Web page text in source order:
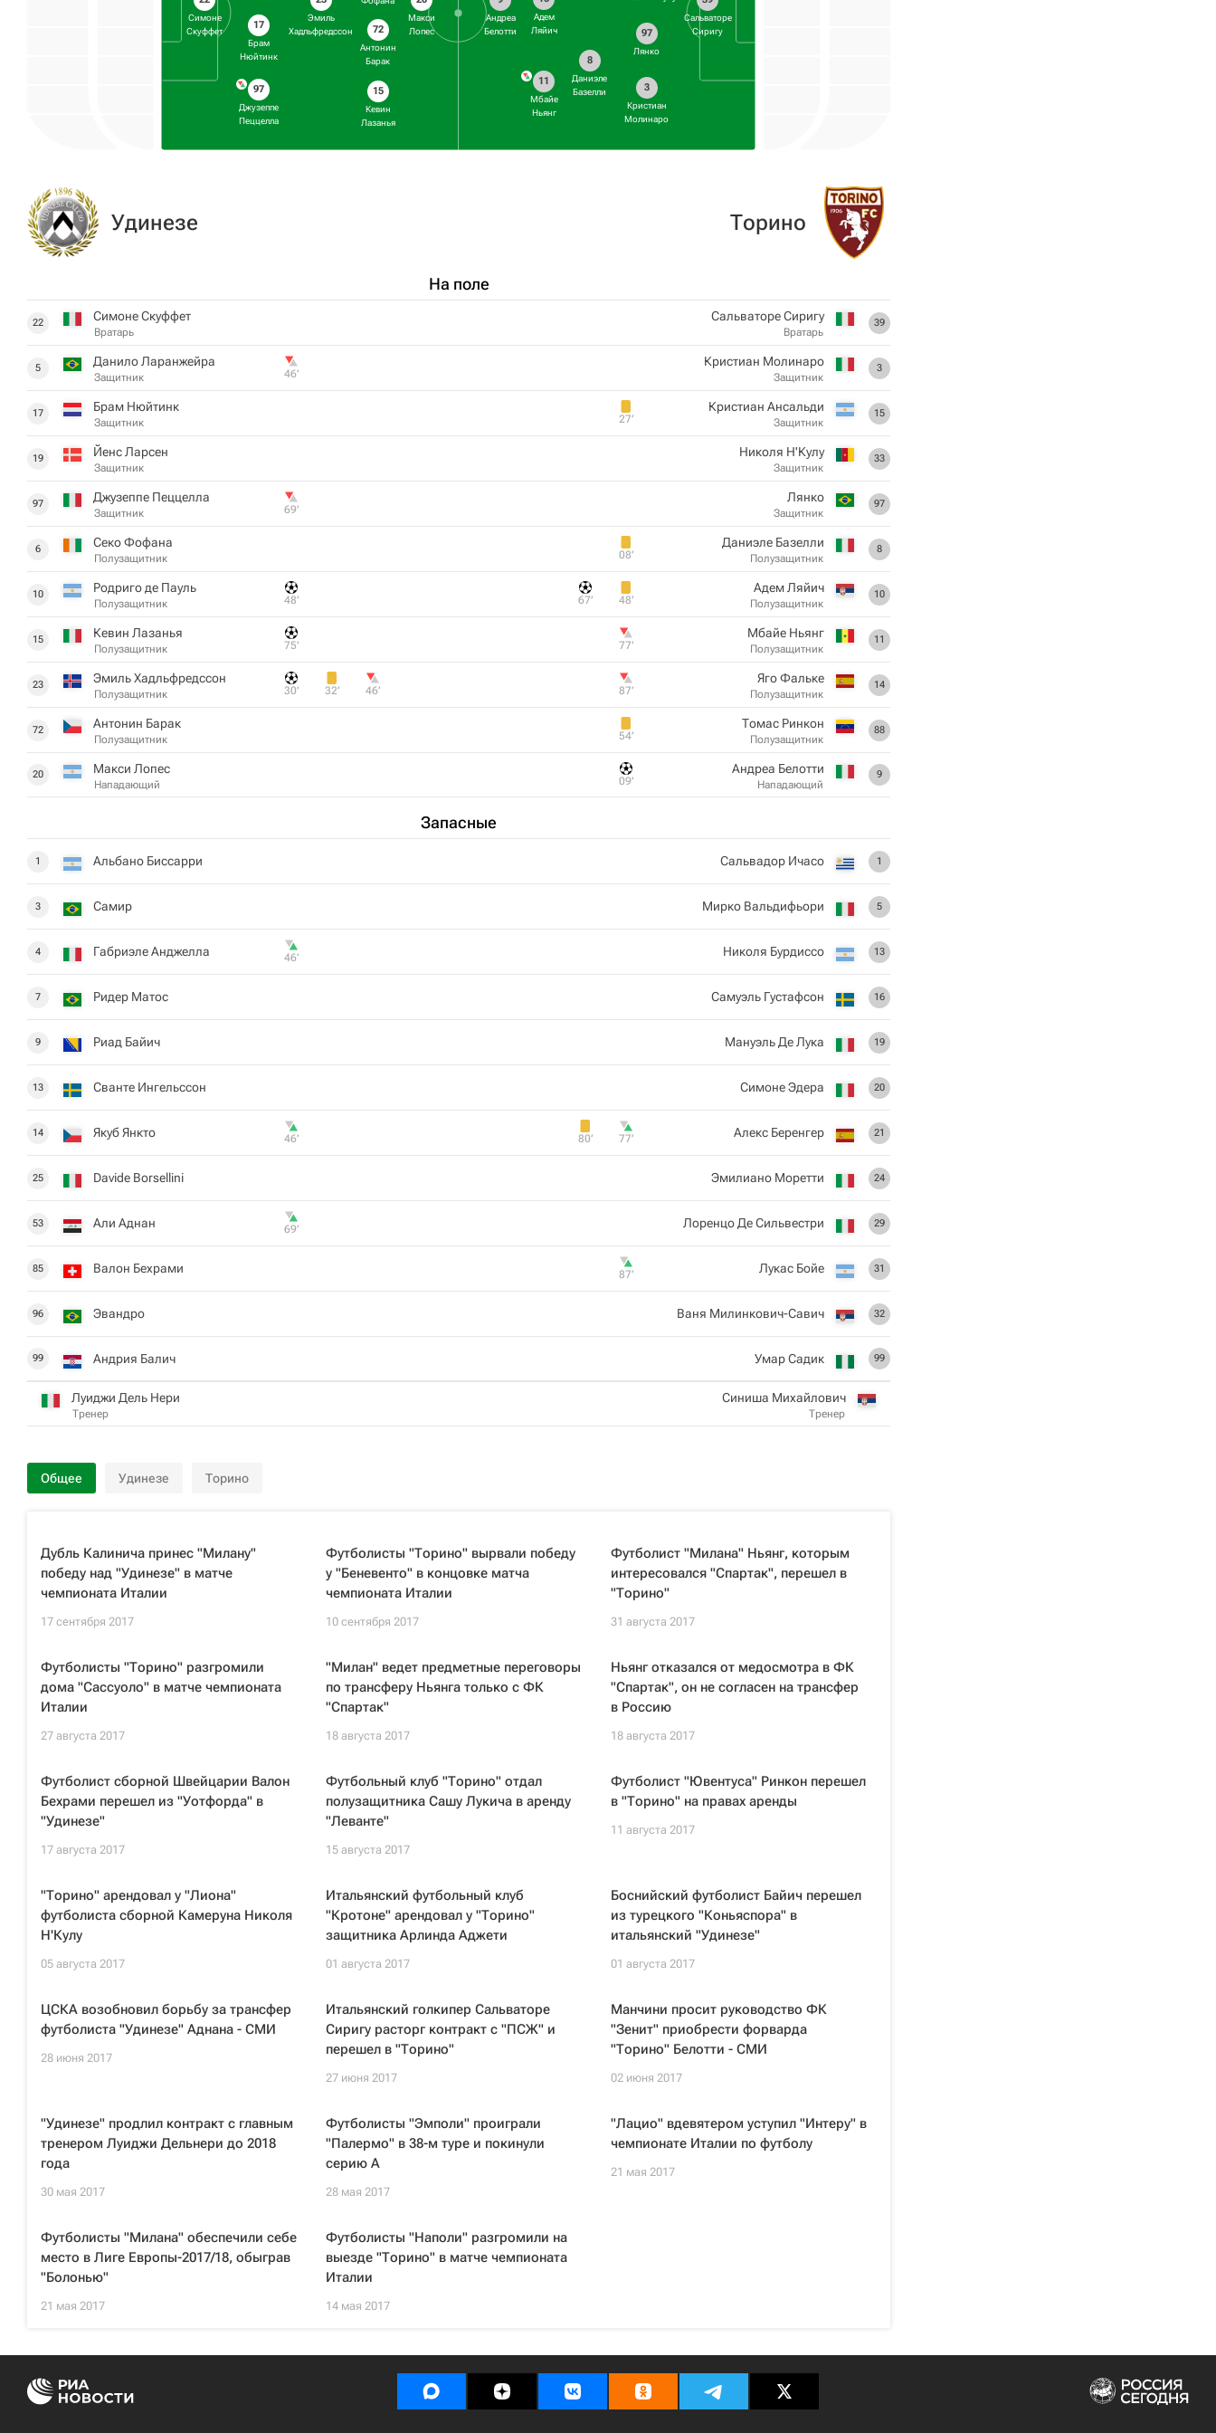
Симоне
Скуффет
17
Брам
Нюйтинк
97
Джузеппе
Пеццелла
Эмиль
Хадльфредссон
72
Антонин
Барак
15
Кевин
Лазанья
Макси
Лопес
Сальваторе
Сиригу
97
Лянко
3
Кристиан
Молинаро
8
Даниэле
Базелли
Адем
Ляйич
11
Мбайе
Ньянг
Андреа
Белотти
Удинезе
На поле
22 Симоне Скуффет
Вратарь
5 Данило Ларанжейра
Защитник 46‎’‎
17 Брам Нюйтинк
Защитник
19 Йенс Ларсен
Защитник
97 Джузеппе Пеццелла
Защитник 69‎’‎
6 Секо Фофана
Полузащитник
10 Родриго де Пауль
Полузащитник 48‎’‎
15 Кевин Лазанья
Полузащитник 75‎’‎
23 Эмиль Хадльфредссон
Полузащитник 30‎’‎ 32‎’‎ 46‎’‎
72 Антонин Барак
Полузащитник
20 Макси Лопес
Нападающий
Запасные
1 Альбано Биccарри
3 Самир
4 Габриэле Анджелла 46‎’‎
7 Ридер Матос
9 Риад Байич
13 Сванте Ингельссон
14 Якуб Янкто 46‎’‎
25 Davide Borsellini
53 Али Аднан 69‎’‎
85 Валон Бехрами
96 Эвандро
99 Андрия Балич
Луиджи Дель Нери
Тренер
Торино
39
Сальваторе Сиригу
Вратарь
3
Кристиан Молинаро
Защитник
15
Кристиан Ансальди
Защитник
27‎’‎
33
Николя Н'Кулу
Защитник
97
Лянко
Защитник
8
Даниэле Базелли
Полузащитник
08‎’‎
10
Адем Ляйич
Полузащитник
48‎’‎
67‎’‎
11
Мбайе Ньянг
Полузащитник
77‎’‎
14
Яго Фальке
Полузащитник
87‎’‎
88
Томас Ринкон
Полузащитник
54‎’‎
9
Андреа Белотти
Нападающий
09‎’‎
1
Сальвадор Ичасо
5
Мирко Вальдифьори
13
Николя Бурдиссо
16
Самуэль Густафсон
19
Мануэль Де Лука
20
Симоне Эдера
21
Алекс Беренгер
77‎’‎
80‎’‎
24
Эмилиано Моретти
29
Лоренцо Де Сильвестри
31
Лукас Бойе
87‎’‎
32
Ваня Милинкович-Савич
99
Умар Садик
Синиша Михайлович
Тренер
Общее Удинезе Торино
Дубль Калинича принес "Милану"
победу над "Удинезе" в матче
чемпионата Италии
17 сентября 2017
Футболисты "Торино" вырвали победу
у "Беневенто" в концовке матча
чемпионата Италии
10 сентября 2017
Футболист "Милана" Ньянг, которым
интересовался "Спартак", перешел в
"Торино"
31 августа 2017
Футболисты "Торино" разгромили
дома "Сассуоло" в матче чемпионата
Италии
27 августа 2017
"Милан" ведет предметные переговоры
по трансферу Ньянга только с ФК
"Спартак"
18 августа 2017
Ньянг отказался от медосмотра в ФК
"Спартак", он не согласен на трансфер
в Россию
18 августа 2017
Футболист сборной Швейцарии Валон
Бехрами перешел из "Уотфорда" в
"Удинезе"
17 августа 2017
Футбольный клуб "Торино" отдал
полузащитника Сашу Лукича в аренду
"Леванте"
15 августа 2017
Футболист "Ювентуса" Ринкон перешел
в "Торино" на правах аренды
11 августа 2017
"Торино" арендовал у "Лиона"
футболиста сборной Камеруна Николя
Н'Кулу
05 августа 2017
Итальянский футбольный клуб
"Кротоне" арендовал у "Торино"
защитника Арлинда Аджети
01 августа 2017
Боснийский футболист Байич перешел
из турецкого "Коньяспора" в
итальянский "Удинезе"
01 августа 2017
ЦСКА возобновил борьбу за трансфер
футболиста "Удинезе" Аднана - СМИ
28 июня 2017
Итальянский голкипер Сальваторе
Сиригу расторг контракт с "ПСЖ" и
перешел в "Торино"
27 июня 2017
Манчини просит руководство ФК
"Зенит" приобрести форварда
"Торино" Белотти - СМИ
02 июня 2017
"Удинезе" продлил контракт с главным
тренером Луиджи Дельнери до 2018
года
30 мая 2017
Футболисты "Эмполи" проиграли
"Палермо" в 38-м туре и покинули
серию А
28 мая 2017
"Лацио" вдевятером уступил "Интеру" в
чемпионате Италии по футболу
21 мая 2017
Футболисты "Милана" обеспечили себе
место в Лиге Европы-2017/18, обыграв
"Болонью"
21 мая 2017
Футболисты "Наполи" разгромили на
выезде "Торино" в матче чемпионата
Италии
14 мая 2017